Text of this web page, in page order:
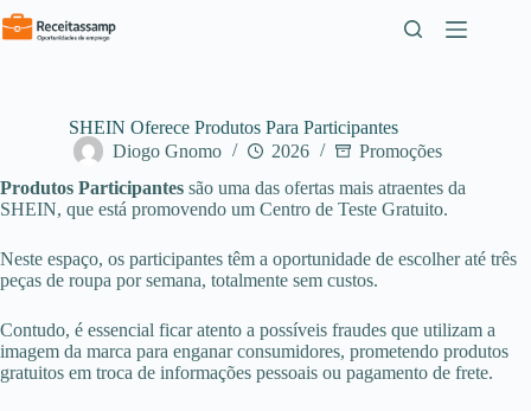
Pular
para
SHEIN Oferece Produtos Para Participantes
Diogo Gnomo
2026
Promoções
Produtos Participantes são uma das ofertas mais atraentes da
SHEIN, que está promovendo um Centro de Teste Gratuito.
Neste espaço, os participantes têm a oportunidade de escolher até três
peças de roupa por semana, totalmente sem custos.
Contudo, é essencial ficar atento a possíveis fraudes que utilizam a
imagem da marca para enganar consumidores, prometendo produtos
gratuitos em troca de informações pessoais ou pagamento de frete.